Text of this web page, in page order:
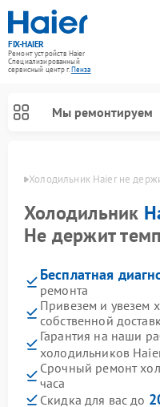
FIX-HAIER
Ремонт устройств Haier
Специализированный
cервисный центр г.Пенза
Мы ремонтируем
Холодильник Haier не
Холодильник
Не держит
Бесплатная
ремонта
Привезем и увезем
собственной
Гарантия на наши
холодильников
Срочный ремонт
часа
Скидка для вас до